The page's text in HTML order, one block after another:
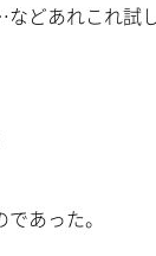
どあれこれ試
あった。